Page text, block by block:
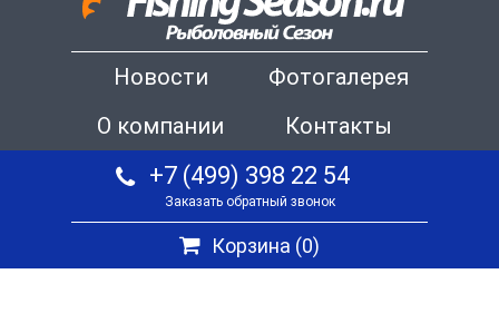
Новости
Фотогалерея
О компании
Контакты
+7 (499) 398 22 54
Заказать обратный звонок
Корзина (0)